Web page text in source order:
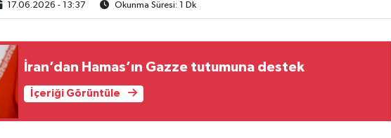
17.06.2026 - 13:37 Okunma Süresi: 1 Dk
İran’dan Hamas’ın Gazze tutumuna destek
İçeriği Görüntüle